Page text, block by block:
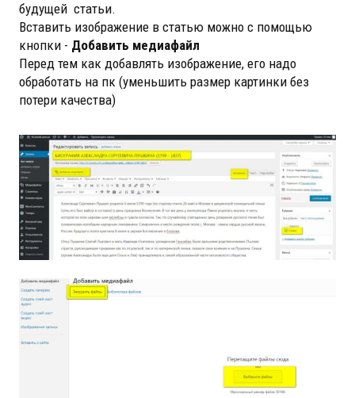
будущей статьи.
Вставить изображение в статью можно с помощью
кнопки - Добавить медиафайл
Перед тем как добавлять изображение, его надо
обработать на пк (уменьшить размер картинки без
потери качества)